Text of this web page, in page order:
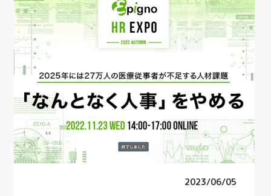
2023/06/05